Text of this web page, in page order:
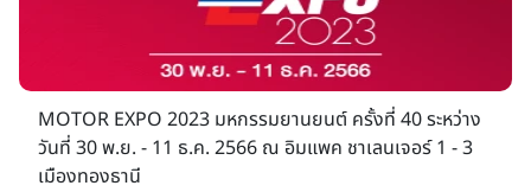
MOTOR EXPO 2023 มหกรรมยานยนต์ ครั้งที่ 40 ระหว่าง
วันที่ 30 พ.ย. - 11 ธ.ค. 2566 ณ อิมแพค ชาเลนเจอร์ 1 - 3
เมืองทองธานี